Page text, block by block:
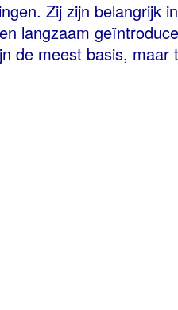
Zij zijn belangrijk
langzaam
de meest basis,